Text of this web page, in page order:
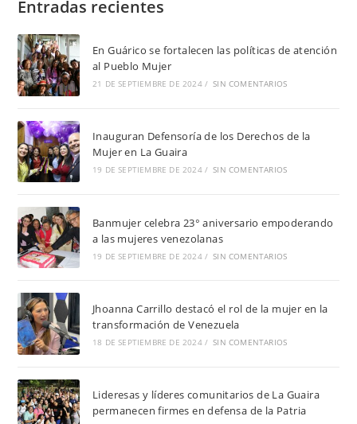
Entradas recientes
En Guárico se fortalecen las políticas de atención
al Pueblo Mujer
21 DE SEPTIEMBRE DE 2024 / SIN COMENTARIOS
Inauguran Defensoría de los Derechos de la
Mujer en La Guaira
19 DE SEPTIEMBRE DE 2024 / SIN COMENTARIOS
Banmujer celebra 23° aniversario empoderando
a las mujeres venezolanas
19 DE SEPTIEMBRE DE 2024 / SIN COMENTARIOS
Jhoanna Carrillo destacó el rol de la mujer en la
transformación de Venezuela
18 DE SEPTIEMBRE DE 2024 / SIN COMENTARIOS
Lideresas y líderes comunitarios de La Guaira
permanecen firmes en defensa de la Patria